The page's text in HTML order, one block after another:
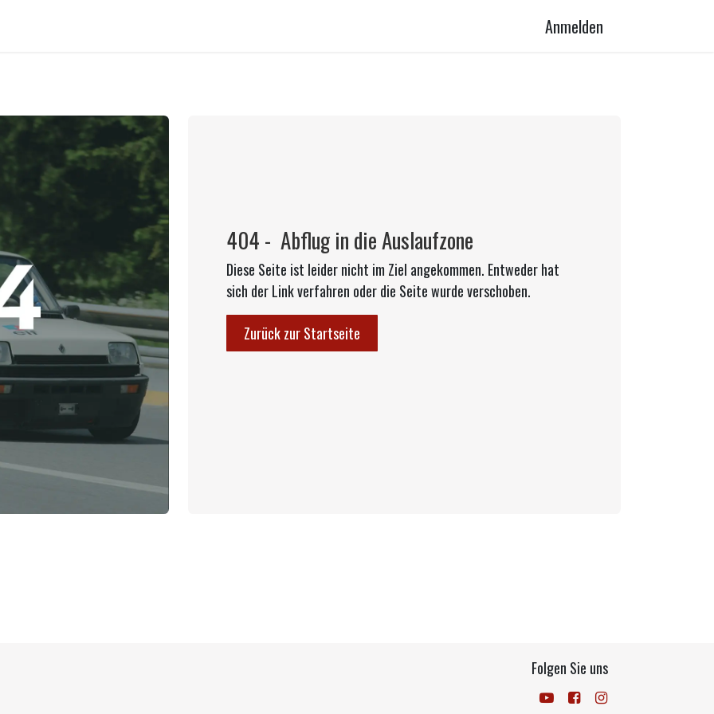
Anmelden
404 - Abflug in die Auslaufzone
Diese Seite ist leider nicht im Ziel angekommen. Entweder hat
sich der Link verfahren oder die Seite wurde verschoben.
Zurück zur Startseite
Folgen Sie uns